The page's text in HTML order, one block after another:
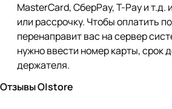
MasterCard, СберPay, Т-Pay и т.д.
или рассрочку. Чтобы оплатить
перенаправит вас на сервер
нужно ввести номер карты, срок
держателя.
Отзывы O|store